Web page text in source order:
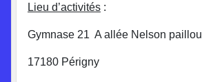
Lieu d’activités :
Gymnase 21 A allée Nelson paillou
17180 Périgny